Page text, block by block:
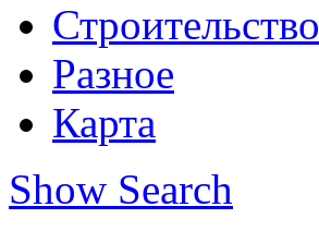
Строительство
Разное
Карта
Show Search